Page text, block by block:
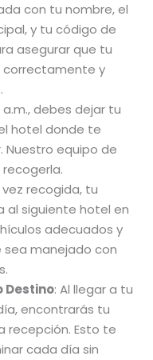
con tu nombre, el
y tu código de
asegurar que tu
correctamente y
a.m., debes dejar tu
hotel donde te
Nuestro equipo de
vez recogida, tu
siguiente hotel en
adecuados y
sea manejado con
Destino: Al llegar a tu
encontrarás tu
recepción. Esto te
cada día sin